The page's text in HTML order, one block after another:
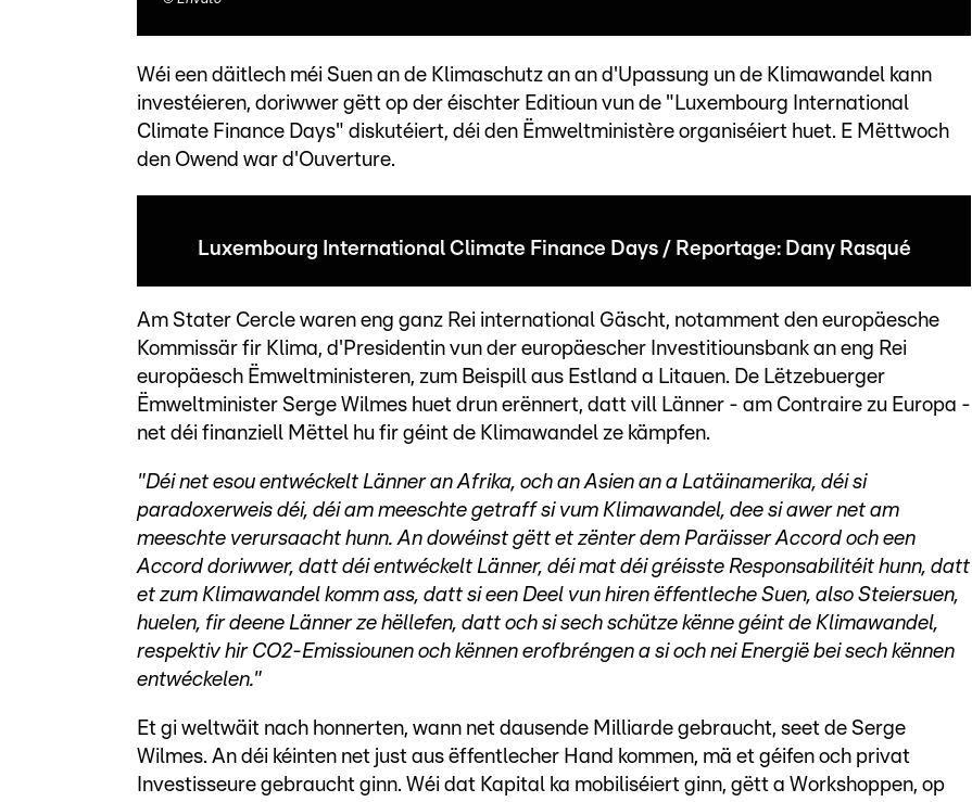
Wéi een däitlech méi Suen an de Klimaschutz an an d'Upassung un de Klimawandel kann
investéieren, doriwwer gëtt op der éischter Editioun vun de "Luxembourg International
Climate Finance Days" diskutéiert, déi den Ëmweltministère organiséiert huet. E Mëttwoch
den Owend war d'Ouverture.
Luxembourg International Climate Finance Days / Reportage: Dany Rasqué
Am Stater Cercle waren eng ganz Rei international Gäscht, notamment den europäesche
Kommissär fir Klima, d'Presidentin vun der europäescher Investitiounsbank an eng Rei
europäesch Ëmweltministeren, zum Beispill aus Estland a Litauen. De Lëtzebuerger
Ëmweltminister Serge Wilmes huet drun erënnert, datt vill Länner - am Contraire zu Europa -
net déi finanziell Mëttel hu fir géint de Klimawandel ze kämpfen.
"Déi net esou entwéckelt Länner an Afrika, och an Asien an a Latäinamerika, déi si
paradoxerweis déi, déi am meeschte getraff si vum Klimawandel, dee si awer net am
meeschte verursaacht hunn. An dowéinst gëtt et zënter dem Paräisser Accord och een
Accord doriwwer, datt déi entwéckelt Länner, déi mat déi gréisste Responsabilitéit hunn, datt
et zum Klimawandel komm ass, datt si een Deel vun hiren ëffentleche Suen, also Steiersuen,
huelen, fir deene Länner ze hëllefen, datt och si sech schütze kënne géint de Klimawandel,
respektiv hir CO2-Emissiounen och kënnen erofbréngen a si och nei Energië bei sech kënnen
entwéckelen."
Et gi weltwäit nach honnerten, wann net dausende Milliarde gebraucht, seet de Serge
Wilmes. An déi kéinten net just aus ëffentlecher Hand kommen, mä et géifen och privat
Investisseure gebraucht ginn. Wéi dat Kapital ka mobiliséiert ginn, gëtt a Workshoppen, op